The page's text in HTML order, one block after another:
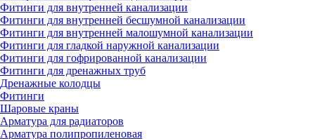
Фитинги для внутренней канализации
Фитинги для внутренней бесшумной канализации
Фитинги для внутренней малошумной канализации
Фитинги для гладкой наружной канализации
Фитинги для гофрированной канализации
Фитинги для дренажных труб
Дренажные колодцы
Фитинги
Шаровые краны
Арматура для радиаторов
Арматура полипропиленовая